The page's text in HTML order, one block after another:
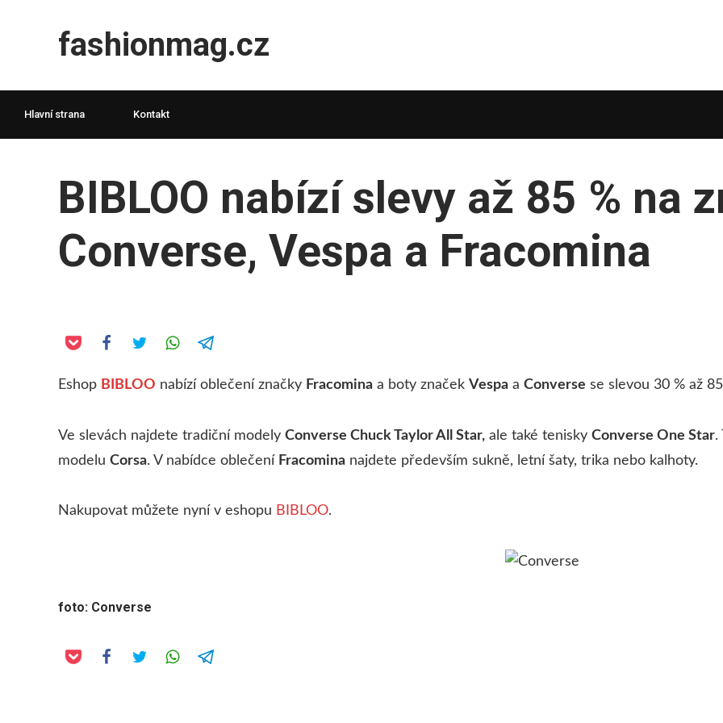
fashionmag.cz
Hlavní strana Kontakt
BIBLOO nabízí slevy až 85 % na
Converse, Vespa a Fracomina
Eshop BIBLOO nabízí oblečení značky Fracomina a boty značek Vespa a Converse se slevou 30 % až
Ve slevách najdete tradiční modely Converse Chuck Taylor All Star, ale také tenisky Converse One Star.
modelu Corsa. V nabídce oblečení Fracomina najdete především sukně, letní šaty, trika nebo kalhoty.
Nakupovat můžete nyní v eshopu BIBLOO.
foto: Converse